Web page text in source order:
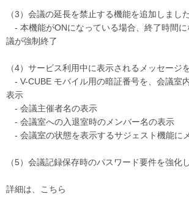
（3）会議の延長を禁止する機能を追加しました
- 本機能がONになっている場合、終了時間に
議が強制終了
（4）サービス利用中に表示されるメッセージ
- V-CUBE モバイル用の暗証番号を、会議室
表示
- 会議主催者名の表示
- 会議室への入退室時のメンバー名の表示
- 会議室の状態を表示するサジェスト機能に
（5）会議記録保存時のパスワード要件を強化
詳細は、こちら